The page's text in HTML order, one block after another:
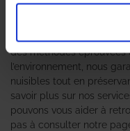
chaque situation. Que
punaises
est formée pour
des méthodes
l’environnement, nous
nuisibles tout en
savoir plus sur nos
pouvons vous aider à
pas à consulter notre